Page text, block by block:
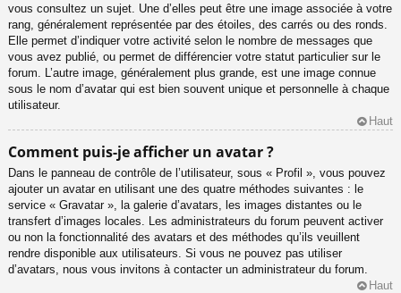
vous consultez un sujet. Une d’elles peut être une image associée à votre
rang, généralement représentée par des étoiles, des carrés ou des ronds.
Elle permet d’indiquer votre activité selon le nombre de messages que
vous avez publié, ou permet de différencier votre statut particulier sur le
forum. L’autre image, généralement plus grande, est une image connue
sous le nom d’avatar qui est bien souvent unique et personnelle à chaque
utilisateur.
Haut
Comment puis-je afficher un avatar ?
Dans le panneau de contrôle de l’utilisateur, sous « Profil », vous pouvez
ajouter un avatar en utilisant une des quatre méthodes suivantes : le
service « Gravatar », la galerie d’avatars, les images distantes ou le
transfert d’images locales. Les administrateurs du forum peuvent activer
ou non la fonctionnalité des avatars et des méthodes qu’ils veuillent
rendre disponible aux utilisateurs. Si vous ne pouvez pas utiliser
d’avatars, nous vous invitons à contacter un administrateur du forum.
Haut